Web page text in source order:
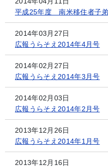
平成25年度 南米移住者子
2014年03月27日
広報うらそえ2014年4月号
2014年02月27日
広報うらそえ2014年3月号
2014年02月03日
広報うらそえ2014年2月号
2013年12月26日
広報うらそえ2014年1月号
2013年12月16日